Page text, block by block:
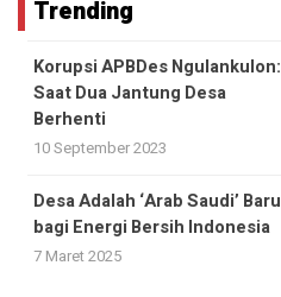
Trending
Korupsi APBDes Ngulankulon:
Saat Dua Jantung Desa
Berhenti
10 September 2023
Desa Adalah ‘Arab Saudi’ Baru
bagi Energi Bersih Indonesia
7 Maret 2025